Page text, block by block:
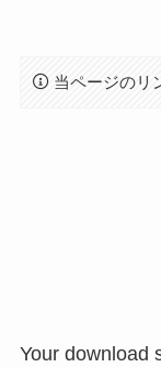
当ページのリ
Your download